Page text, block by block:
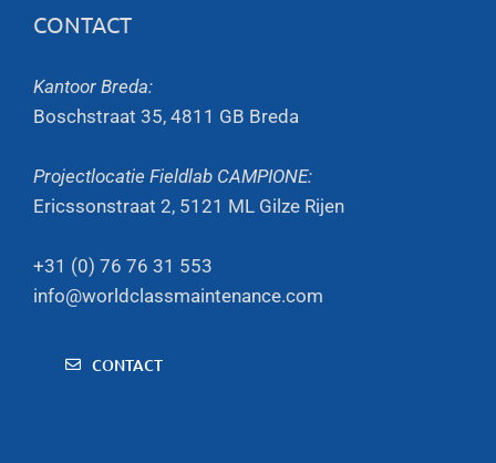
CONTACT
Kantoor Breda:
Boschstraat 35, 4811 GB Breda
Projectlocatie Fieldlab CAMPIONE:
Ericssonstraat 2, 5121 ML Gilze Rijen
+31 (0) 76 76 31 553
info@worldclassmaintenance.com
CONTACT